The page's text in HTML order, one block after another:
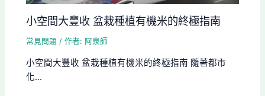
小空間大豐收 盆栽種植有機米的終極指南
常見問題 / 作者: 阿泉師
小空間大豐收 盆栽種植有機米的終極指南 隨著都市
化...